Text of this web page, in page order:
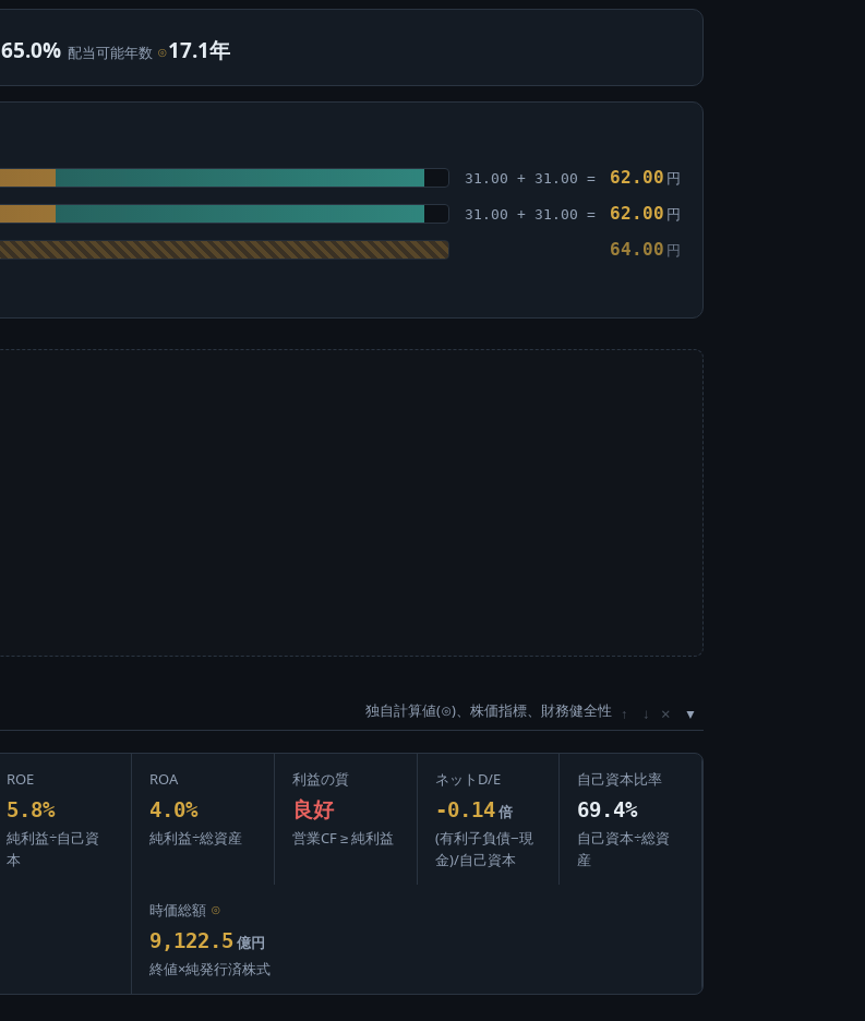
65.0% 配当可能年数 ⊙17.1年
31.00 + 31.00 = 62.00 円
31.00 + 31.00 = 62.00 円
64.00 円
独自計算値(⊙)、株価指標、財務健全性 ↑ ↓ ×
ROE
5.8%
純利益÷自己資
本
ROA
4.0%
純利益÷総資産
利益の質
良好
営業CF ≥ 純利益
ネットD/E
-0.14 倍
(有利子負債−現
金)/自己資本
自己資本比率
69.4%
自己資本÷総資
産
時価総額 ⊙
9,122.5 億円
終値×純発行済株式